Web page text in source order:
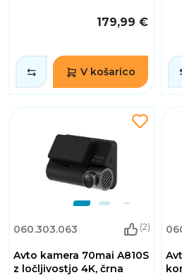
179,99 €
V košarico
060.303.063 (2)
Avto kamera 70mai A810S
z ločljivostjo 4K, črna